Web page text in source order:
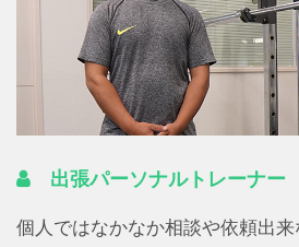
出張パーソナルトレーナー
個人ではなかなか相談や依頼出